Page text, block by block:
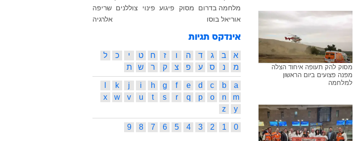
מסוק להק תעופה איחוד הצלה
מפנה פצועים ביום הראשון
למלחמה
מלחמה בדרום
מסוק פיגוע פינוי צוללנים שריפה
אוריאל בוסו
אלרגיה
אינדקס תגיות
א ב ג ד ה ו ז ח ט י כ
ל
מ
נ ס ע פ צ ק ר ש ת
a
b
c
d
e
f
g
h
i
j
k
m
n
o
p
q
r
s
t
u
v
w
x
y
z
0
1
2
3
4
5
6
7
8
9